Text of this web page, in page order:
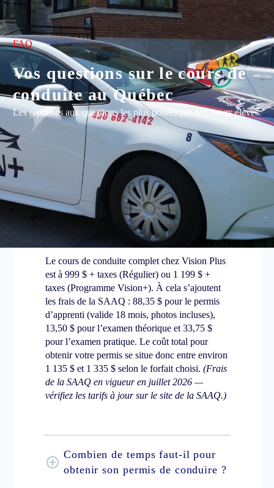
FAQ
Vos questions sur le cours de
conduite au Québec
Les réponses aux questions les plus posées par nos futurs élèves.
Combien coûte un cours de
conduite au Québec en 2026 ?
Le cours de conduite complet chez Vision Plus
est à 999 $ + taxes (Régulier) ou 1 199 $ +
taxes (Programme Vision+). À cela s’ajoutent
les frais de la SAAQ : 88,35 $ pour le permis
d’apprenti (valide 18 mois, photos incluses),
13,50 $ pour l’examen théorique et 33,75 $
pour l’examen pratique. Le coût total pour
obtenir votre permis se situe donc entre environ
1 135 $ et 1 335 $ selon le forfait choisi. (Frais
de la SAAQ en vigueur en juillet 2026 —
vérifiez les tarifs à jour sur le site de la SAAQ.)
Combien de temps faut-il pour
obtenir son permis de conduire ?